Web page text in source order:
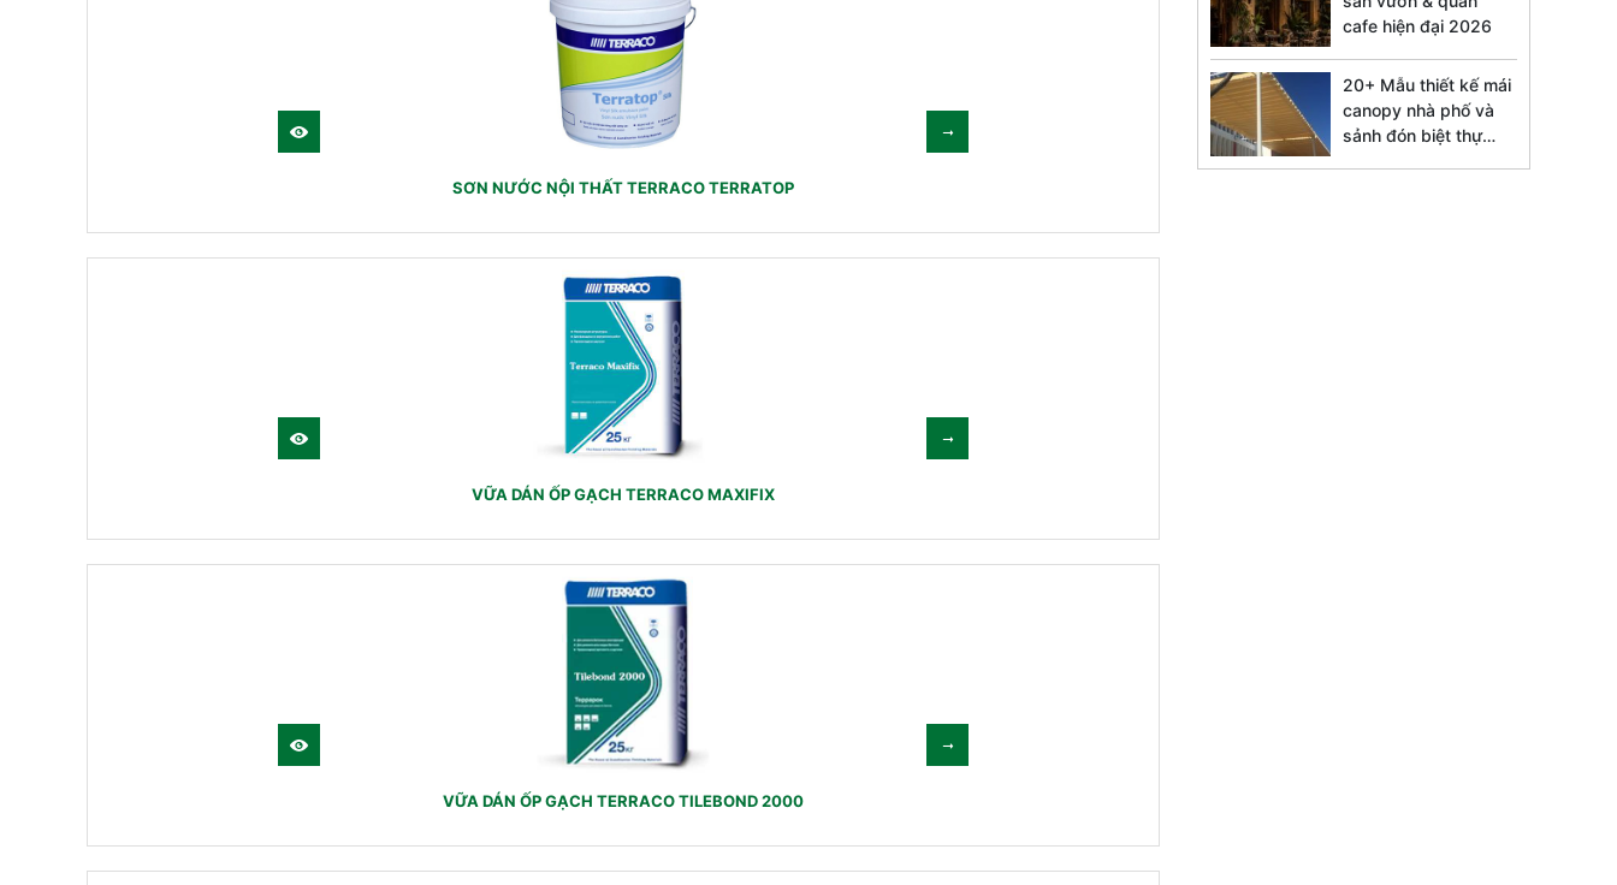
SƠN NƯỚC NỘI THẤT TERRACO TERRATOP
VỮA DÁN ỐP GẠCH TERRACO MAXIFIX
VỮA DÁN ỐP GẠCH TERRACO TILEBOND 2000
cafe hiện đại 2026
20+ Mẫu thiết kế mái
canopy nhà phố và
sảnh đón biệt thự